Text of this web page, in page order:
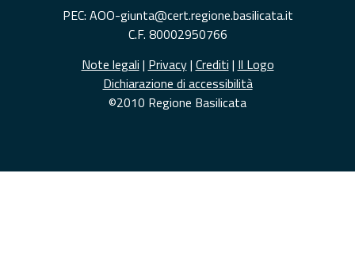
PEC: AOO-giunta@cert.regione.basilicata.it
C.F. 80002950766
Note legali | Privacy| Crediti | Il Logo
Dichiarazione di accessibilità
©2010 Regione Basilicata